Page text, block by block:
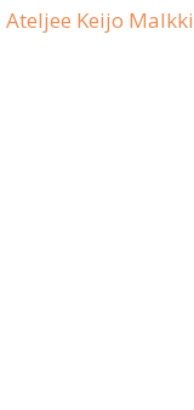
Ateljee Keijo Malkki